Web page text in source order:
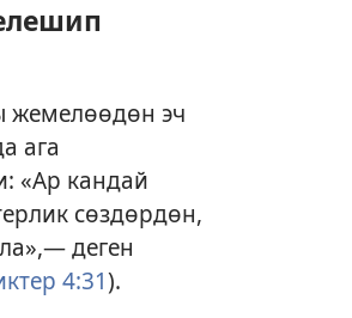
жемелөөдөн эч
ага
«Ар кандай
сөздөрдөн,
деген
4:31).